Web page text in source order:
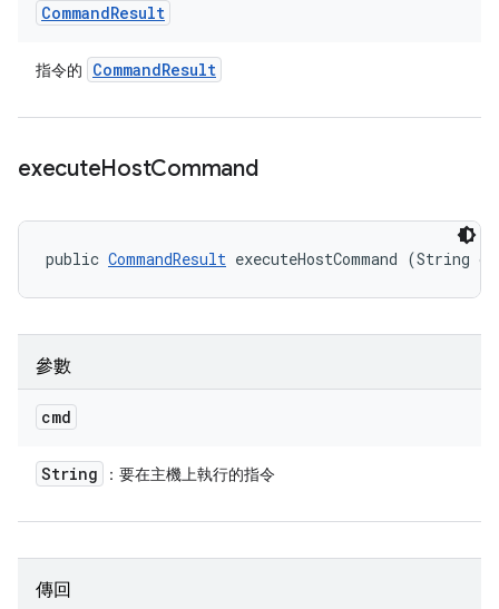
CommandResult
指令的 CommandResult
executeHostCommand
public CommandResult executeHostCommand (String
參數
cmd
String ：要在主機上執行的指令
傳回